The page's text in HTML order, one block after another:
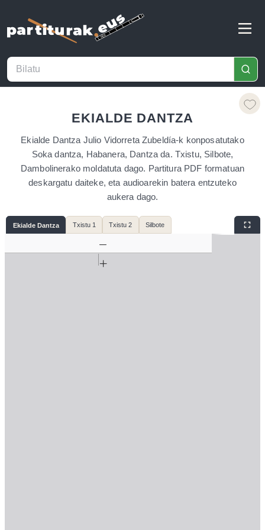
EKIALDE DANTZA
Ekialde Dantza Julio Vidorreta Zubeldía-k konposatutako
Soka dantza, Habanera, Dantza da. Txistu, Silbote,
Dambolinerako moldatuta dago. Partitura PDF formatuan
deskargatu daiteke, eta audioarekin batera entzuteko
aukera dago.
Ekialde Dantza Txistu 1 Txistu 2 Silbote